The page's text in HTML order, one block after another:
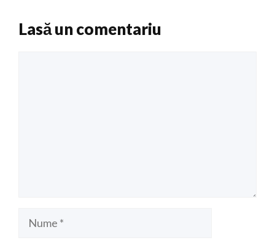
Lasă un comentariu